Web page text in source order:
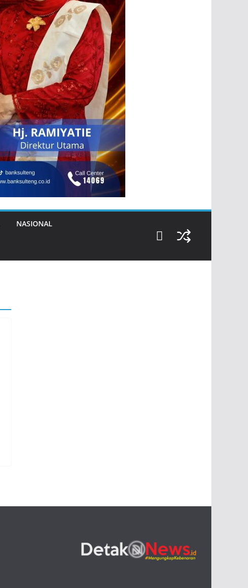
NASIONAL